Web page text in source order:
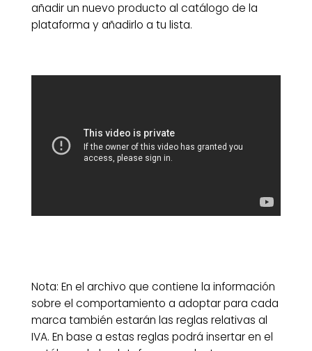
añadir un nuevo producto al catálogo de la
plataforma y añadirlo a tu lista.
Nota: En el archivo que contiene la información
sobre el comportamiento a adoptar para cada
marca también estarán las reglas relativas al
IVA. En base a estas reglas podrá insertar en el